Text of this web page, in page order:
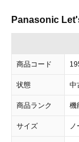
Panasonic
商品コード
状態 中
商品ランク 機
サイズ